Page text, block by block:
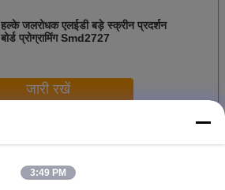
हल्के जलरोधक एलईडी बड़े स्क्रीन प्रदर्शन
बोर्ड प्रोग्रामिंग Smd2727
जारी रखें
3:49 PM